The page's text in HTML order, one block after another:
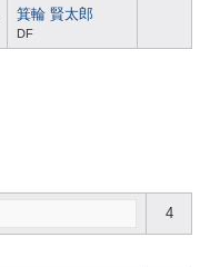
箕輪 賢太郎
DF
4